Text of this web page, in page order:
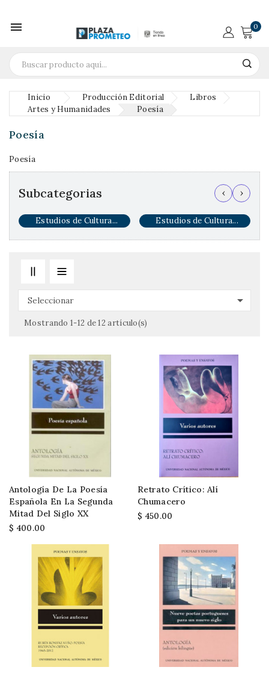
 0
Inicio Producción Editorial
Libros
Artes y Humanidades
Poesía
Poesía
Poesía
Subcategorias ‹ ›
Estudios de Cultura... Estudios de Cultura...
Seleccionar 
Mostrando 1-12 de 12 artículo(s)
Antología De La Poesía
Española En La Segunda
Mitad Del Siglo XX
$ 400.00
Retrato Crítico: Alí
Chumacero
$ 450.00